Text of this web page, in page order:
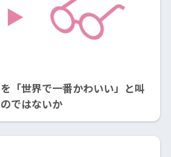
「世界で一番かわいい」と叫
ではないか